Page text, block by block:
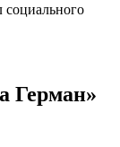
социального
Герман»